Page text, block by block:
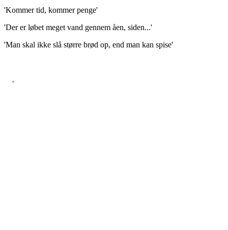
'Kommer tid, kommer penge'
'Der er løbet meget vand gennem åen, siden...'
'Man skal ikke slå større brød op, end man kan spise'